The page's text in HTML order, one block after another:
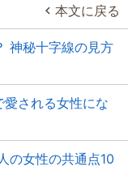
本文に戻る
神秘十字線の見方
される女性にな
の女性の共通点10